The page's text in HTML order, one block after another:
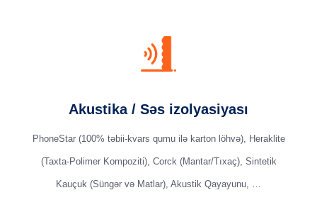
Akustika / Səs izolyasiyası
PhoneStar (100% təbii-kvars qumu ilə karton löhvə), Heraklite
(Taxta-Polimer Kompoziti), Corck (Mantar/Tıxaç), Sintetik
Kauçuk (Süngər və Matlar), Akustik Qayayunu, …